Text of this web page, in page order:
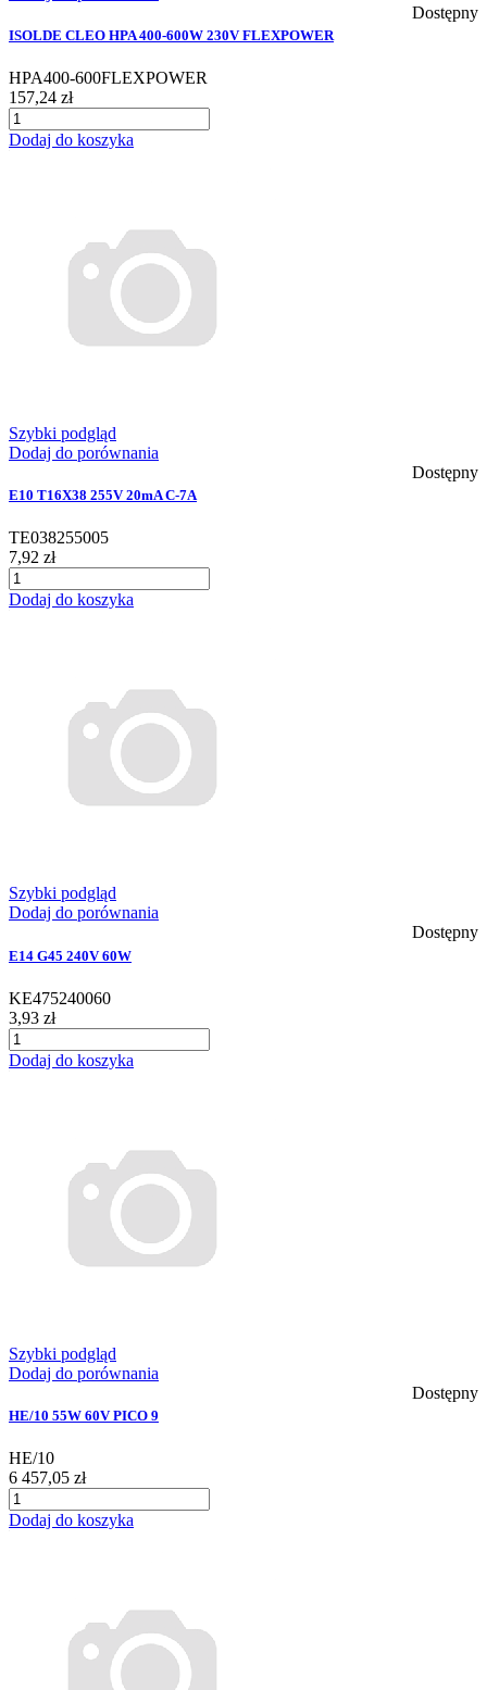
Dostępny
ISOLDE CLEO HPA 400-600W 230V FLEXPOWER
HPA400-600FLEXPOWER
157,24 zł
Dodaj do koszyka
Szybki podgląd
Dodaj do porównania
Dostępny
E10 T16X38 255V 20mA C-7A
TE038255005
7,92 zł
Dodaj do koszyka
Szybki podgląd
Dodaj do porównania
Dostępny
E14 G45 240V 60W
KE475240060
3,93 zł
Dodaj do koszyka
Szybki podgląd
Dodaj do porównania
Dostępny
HE/10 55W 60V PICO 9
HE/10
6 457,05 zł
Dodaj do koszyka